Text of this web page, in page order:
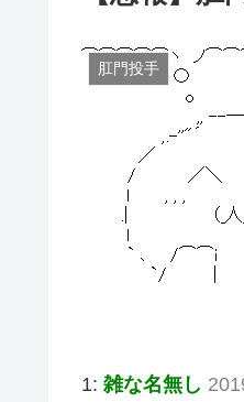
肛門投手
1: 雑な名無し